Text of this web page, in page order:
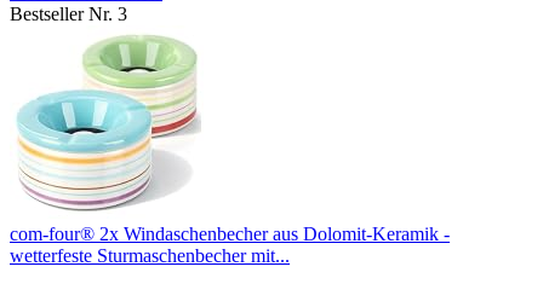
Bestseller Nr. 3
com-four® 2x Windaschenbecher aus Dolomit-Keramik -
wetterfeste Sturmaschenbecher mit...